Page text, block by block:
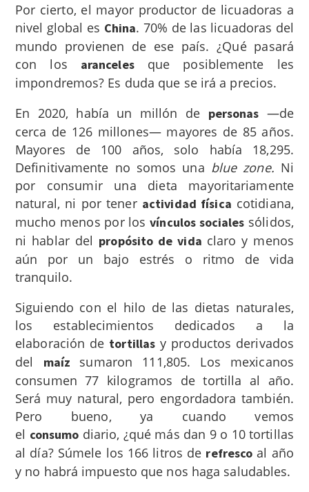
Por cierto, el mayor productor de licuadoras a
nivel global es China. 70% de las licuadoras del
mundo provienen de ese país. ¿Qué pasará
con los arancelesque posiblemente les
impondremos? Es duda que se irá a precios.
En 2020, había un millón de personas —de
cerca de 126 millones— mayores de 85 años.
Mayores de 100 años, solo había 18,295.
Definitivamente no somos una blue zone. Ni
por consumir una dieta mayoritariamente
natural, ni por tener actividad física cotidiana,
mucho menos por losvínculos sociales sólidos,
ni hablar del propósito de vida claro y menos
aún por un bajo estrés o ritmo de vida
tranquilo.
Siguiendo con el hilo de las dietas naturales,
los establecimientos dedicados a la
elaboración de tortillas y productos derivados
del maíz sumaron 111,805. Los mexicanos
consumen 77 kilogramos de tortilla al año.
Será muy natural, pero engordadora también.
Pero bueno, ya cuando vemos
el consumo diario, ¿qué más dan 9 o 10 tortillas
al día? Súmele los 166 litros de refresco al año
y no habrá impuesto que nos haga saludables.